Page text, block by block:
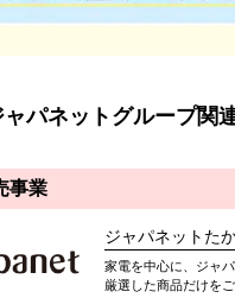
ャパネットグループ関
事業
ジャパネットた
家電を中心に、ジャ
厳選した商品だけをご